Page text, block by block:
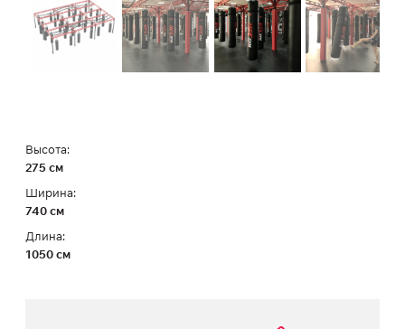
Высота:
275 см
Ширина:
740 см
Длина:
1050 см